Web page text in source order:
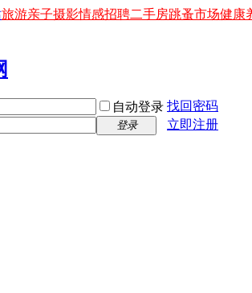
旅游亲子摄影情感招聘二手房跳蚤市场健康
自动登录 找回密码
登录
立即注册